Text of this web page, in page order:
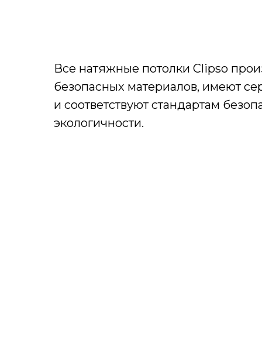
Все натяжные потолки Clipso
безопасных материалов, имеют
и соответствуют стандартам
экологичности.